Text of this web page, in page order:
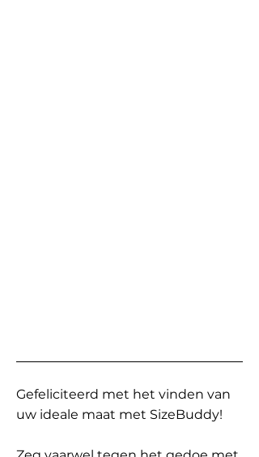
Gefeliciteerd met het vinden van
uw ideale maat met SizeBuddy!